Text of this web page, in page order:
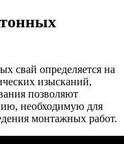
свай определяется на
изысканий,
позволяют
необходимую для
монтажных работ.